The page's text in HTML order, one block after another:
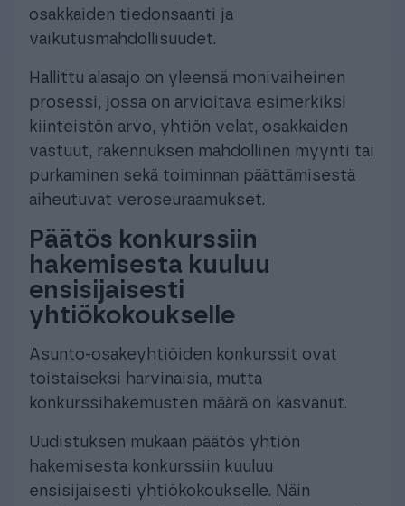
osakkaiden tiedonsaanti ja
vaikutusmahdollisuudet.
Hallittu alasajo on yleensä monivaiheinen
prosessi, jossa on arvioitava esimerkiksi
kiinteistön arvo, yhtiön velat, osakkaiden
vastuut, rakennuksen mahdollinen myynti tai
purkaminen sekä toiminnan päättämisestä
aiheutuvat veroseuraamukset.
Päätös konkurssiin
hakemisesta kuuluu
ensisijaisesti
yhtiökokoukselle
Asunto-osakeyhtiöiden konkurssit ovat
toistaiseksi harvinaisia, mutta
konkurssihakemusten määrä on kasvanut.
Uudistuksen mukaan päätös yhtiön
hakemisesta konkurssiin kuuluu
ensisijaisesti yhtiökokoukselle. Näin